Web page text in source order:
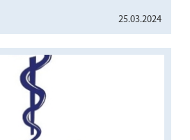
25.03.2024